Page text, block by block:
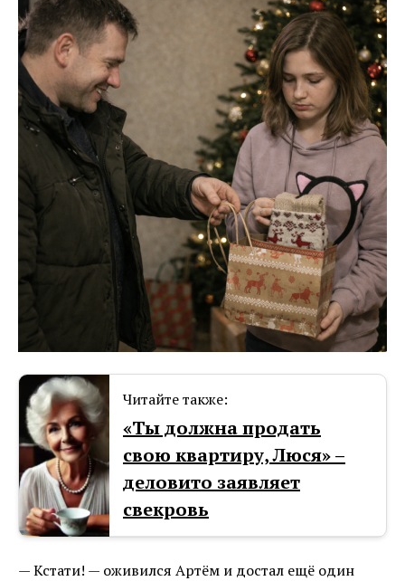
Читайте также:
«Ты должна продать
свою квартиру, Люся» –
деловито заявляет
свекровь
— Кстати! — оживился Артём и достал ещё один